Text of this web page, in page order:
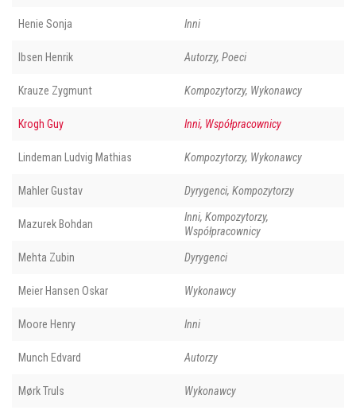
Henie Sonja Inni
Ibsen Henrik Autorzy, Poeci
Krauze Zygmunt Kompozytorzy, Wykonawcy
Krogh Guy Inni, Współpracownicy
Lindeman Ludvig Mathias Kompozytorzy, Wykonawcy
Mahler Gustav Dyrygenci, Kompozytorzy
Mazurek Bohdan
Inni, Kompozytorzy,
Współpracownicy
Mehta Zubin Dyrygenci
Meier Hansen Oskar Wykonawcy
Moore Henry Inni
Munch Edvard Autorzy
Mørk Truls Wykonawcy